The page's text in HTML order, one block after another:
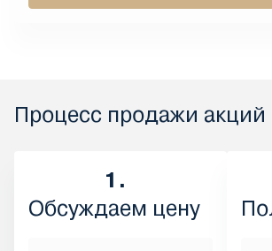
Процесс продажи акций
1.
Обсуждаем цену